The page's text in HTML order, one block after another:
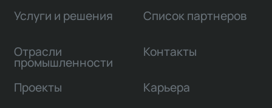
Услуги и решения
Отрасли
промышленности
Проекты
Список партнеров
Контакты
Карьера